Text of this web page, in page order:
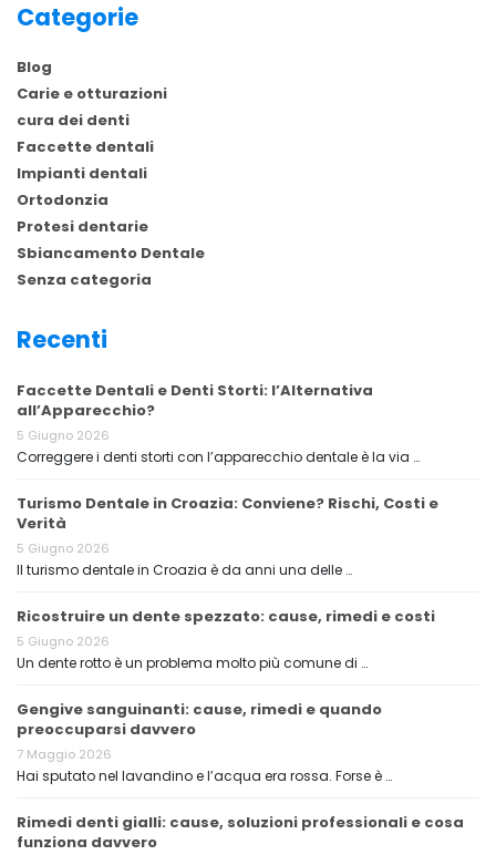
Categorie
Blog
Carie e otturazioni
cura dei denti
Faccette dentali
Impianti dentali
Ortodonzia
Protesi dentarie
Sbiancamento Dentale
Senza categoria
Recenti
Faccette Dentali e Denti Storti: l’Alternativa
all’Apparecchio?
5 Giugno 2026
Correggere i denti storti con l’apparecchio dentale è la via …
Turismo Dentale in Croazia: Conviene? Rischi, Costi e
Verità
5 Giugno 2026
Il turismo dentale in Croazia è da anni una delle …
Ricostruire un dente spezzato: cause, rimedi e costi
5 Giugno 2026
Un dente rotto è un problema molto più comune di …
Gengive sanguinanti: cause, rimedi e quando
preoccuparsi davvero
7 Maggio 2026
Hai sputato nel lavandino e l’acqua era rossa. Forse è …
Rimedi denti gialli: cause, soluzioni professionali e cosa
funziona davvero